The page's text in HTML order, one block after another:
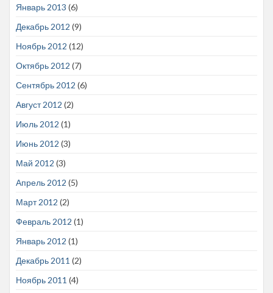
Январь 2013 (6)
Декабрь 2012 (9)
Ноябрь 2012 (12)
Октябрь 2012 (7)
Сентябрь 2012 (6)
Август 2012 (2)
Июль 2012 (1)
Июнь 2012 (3)
Май 2012 (3)
Апрель 2012 (5)
Март 2012 (2)
Февраль 2012 (1)
Январь 2012 (1)
Декабрь 2011 (2)
Ноябрь 2011 (4)